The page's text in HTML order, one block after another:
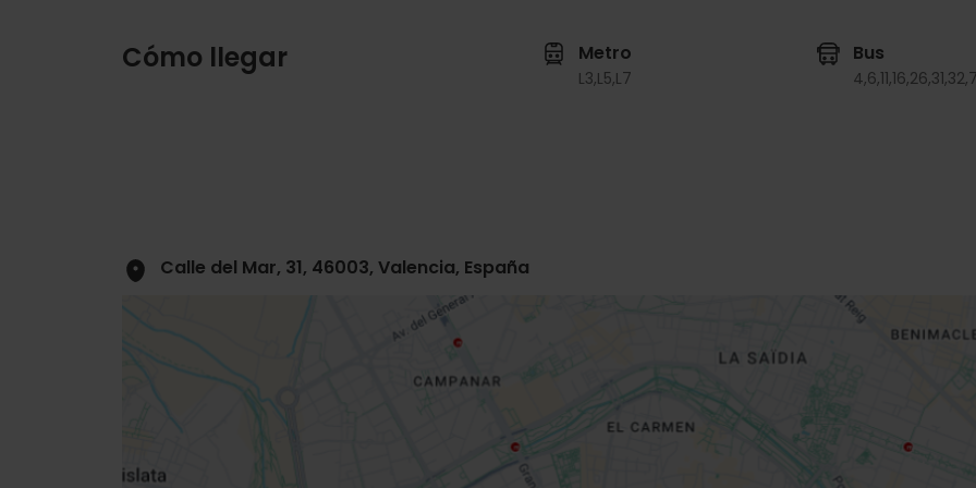
Cómo llegar Metro
L3,L5,L7
Bus
4,6,11,16,26,31,32,
Calle del Mar, 31, 46003, Valencia, España
sidebar